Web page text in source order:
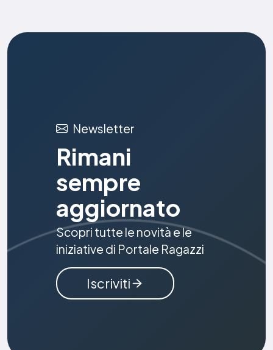
Newsletter
Rimani
sempre
aggiornato
Scopri tutte le novità e le
iniziative di Portale Ragazzi
Iscriviti